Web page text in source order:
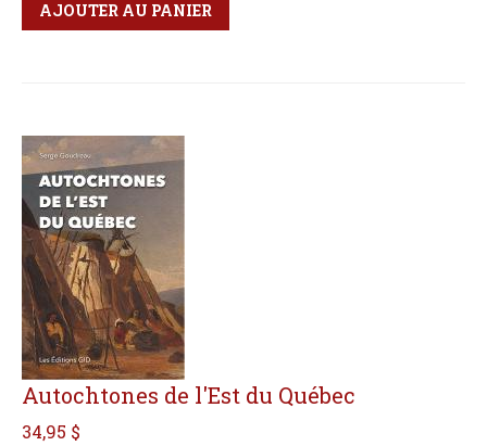
AJOUTER AU PANIER
Autochtones de l'Est du Québec
34,95 $